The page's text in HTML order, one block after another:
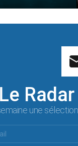
une